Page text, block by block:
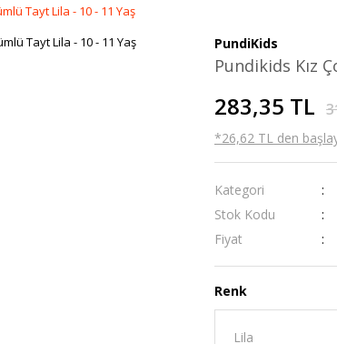
Tayt Lila - 10 - 11 Yaş
PundiKids
Pundikids Kız
283,35 TL
*26,62 TL den
Kategori
Stok Kodu
Fiyat
Renk